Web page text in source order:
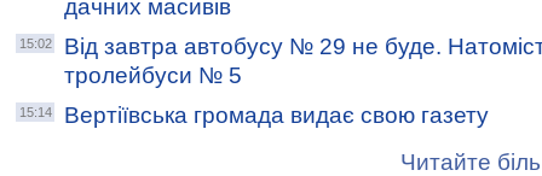
дачних масивів
15:02
Від завтра автобусу № 29 не буде.
тролейбуси № 5
15:14
Вертіївська громада видає свою газету
Читайте